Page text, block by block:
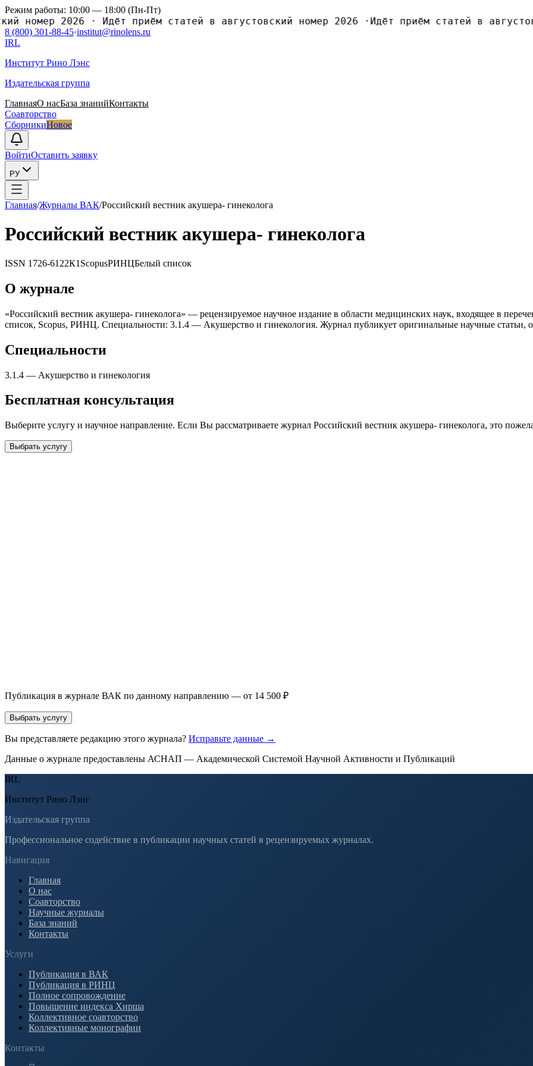
Режим работы: 10:00 — 18:00 (Пн-Пт)
номер 2026·Идёт приём статей в августовский номер 2026· Идёт приём статей в
8 (800) 301-88-45·institut@rinolens.ru
IRL
Институт Рино Лэнс
Издательская группа
ГлавнаяО насБаза знанийКонтакты
Соавторство
СборникиНовое
ВойтиОставить заявку
РУ
Главная/Журналы ВАК/Российский вестник акушера- гинеколога
Российский вестник акушера- гинеколога
ISSN 1726-6122К1 ScopusРИНЦБелый список
О журнале
«Российский вестник акушера- гинеколога» — рецензируемое научное издание в области медицинских наук, входящее в
список, Scopus, РИНЦ. Специальности: 3.1.4 — Акушерство и гинекология. Журнал публикует оригинальные научные статьи,
Специальности
3.1.4 — Акушерство и гинекология
Бесплатная консультация
Выберите услугу и научное направление. Если Вы рассматриваете журнал Российский вестник акушера- гинеколога, это
Выбрать услугу
Публикация в журнале ВАК по данному направлению — от 14 500 ₽
Выбрать услугу
Вы представляете редакцию этого журнала? Исправьте данные →
Данные о журнале предоставлены АСНАП — Академической Системой Научной Активности и Публикаций
IRL
Институт Рино Лэнс
Издательская группа
Профессиональное содействие в публикации научных статей в рецензируемых журналах.
Навигация
Главная
О нас
Соавторство
Научные журналы
База знаний
Контакты
Услуги
Публикация в ВАК
Публикация в РИНЦ
Полное сопровождение
Повышение индекса Хирша
Коллективное соавторство
Коллективные монографии
Контакты